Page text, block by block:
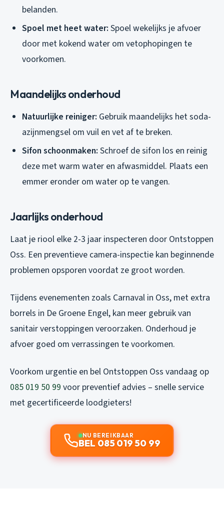
belanden.
Spoel met heet water: Spoel wekelijks je afvoer
door met kokend water om vetophopingen te
voorkomen.
Maandelijks onderhoud
Natuurlijke reiniger: Gebruik maandelijks het soda-
azijnmengsel om vuil en vet af te breken.
Sifon schoonmaken: Schroef de sifon los en reinig
deze met warm water en afwasmiddel. Plaats een
emmer eronder om water op te vangen.
Jaarlijks onderhoud
Laat je riool elke 2-3 jaar inspecteren door Ontstoppen
Oss. Een preventieve camera-inspectie kan beginnende
problemen opsporen voordat ze groot worden.
Tijdens evenementen zoals Carnaval in Oss, met extra
borrels in De Groene Engel, kan meer gebruik van
sanitair verstoppingen veroorzaken. Onderhoud je
afvoer goed om verrassingen te voorkomen.
Voorkom urgentie en bel Ontstoppen Oss vandaag op
085 019 50 99 voor preventief advies – snelle service
met gecertificeerde loodgieters!
NU BEREIKBAAR
BEL 085 019 50 99